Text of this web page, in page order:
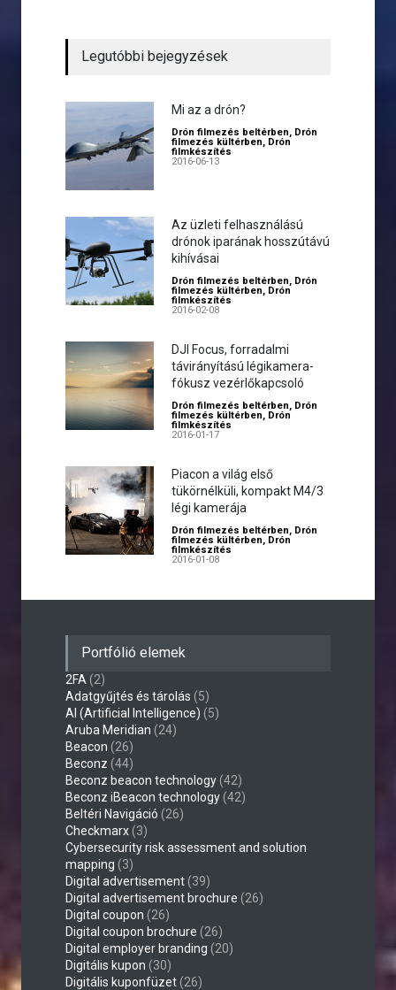
Legutóbbi bejegyzések
Mi az a drón?
Drón filmezés beltérben, Drón
filmezés kültérben, Drón
filmkészítés
2016-06-13
Az üzleti felhasználású
drónok iparának hosszútávú
kihívásai
Drón filmezés beltérben, Drón
filmezés kültérben, Drón
filmkészítés
2016-02-08
DJI Focus, forradalmi
távirányítású légikamera-
fókusz vezérlőkapcsoló
Drón filmezés beltérben, Drón
filmezés kültérben, Drón
filmkészítés
2016-01-17
Piacon a világ első
tükörnélküli, kompakt M4/3
légi kamerája
Drón filmezés beltérben, Drón
filmezés kültérben, Drón
filmkészítés
2016-01-08
Portfólió elemek
2FA (2)
Adatgyűjtés és tárolás (5)
AI (Artificial Intelligence) (5)
Aruba Meridian (24)
Beacon (26)
Beconz (44)
Beconz beacon technology(42)
Beconz iBeacon technology(42)
Beltéri Navigáció (26)
Checkmarx(3)
Cybersecurity risk assessment and solution
mapping (3)
Digital advertisement(39)
Digital advertisement brochure (26)
Digital coupon (26)
Digital coupon brochure (26)
Digital employer branding (20)
Digitális kupon (30)
Digitális kuponfüzet(26)